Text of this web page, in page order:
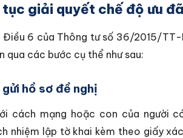
giải quyết chế độ ưu
Điều 6 của Thông tư số 36/2015/
qua các bước cụ thể như sau:
hồ sơ đề nghị
cách mạng hoặc con của người
nhiệm lập tờ khai kèm theo giấy